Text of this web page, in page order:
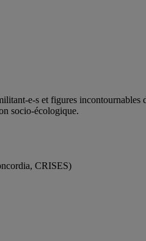
e-s et figures
socio-écologique.
CRISES)